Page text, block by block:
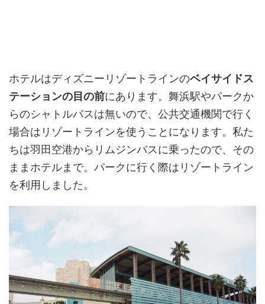
ホテルはディズニーリゾートラインのベイサイドス
テーションの目の前にあります。舞浜駅やパークか
らのシャトルバスは無いので、公共交通機関で行く
場合はリゾートラインを使うことになります。私た
ちは羽田空港からリムジンバスに乗ったので、その
ままホテルまで。パークに行く際はリゾートライン
を利用しました。